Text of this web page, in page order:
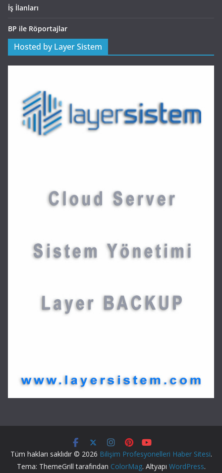
İş İlanları
BP ile Röportajlar
Hosted by Layer Sistem
Tüm hakları saklıdır © 2026 Bilişim Profesyonelleri Haber Sitesi.
Tema: ThemeGrill tarafından ColorMag. Altyapı WordPress.